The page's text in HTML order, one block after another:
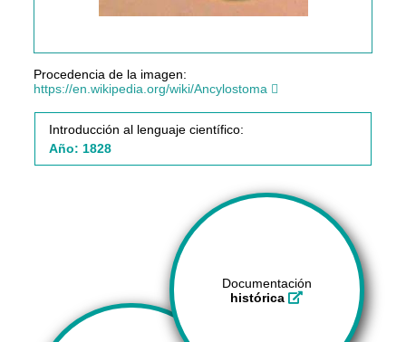
Procedencia de la imagen:
https://en.wikipedia.org/wiki/Ancylostoma
Introducción al lenguaje científico:
Año: 1828
Documentación
histórica